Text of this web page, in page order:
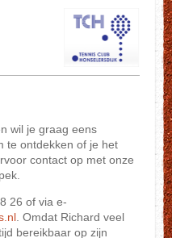
wil je graag eens
te ontdekken of je het
contact op met onze
26 of via e-
. Omdat Richard veel
bereikbaar op zijn